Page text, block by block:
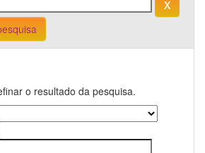
o resultado da pesquisa.